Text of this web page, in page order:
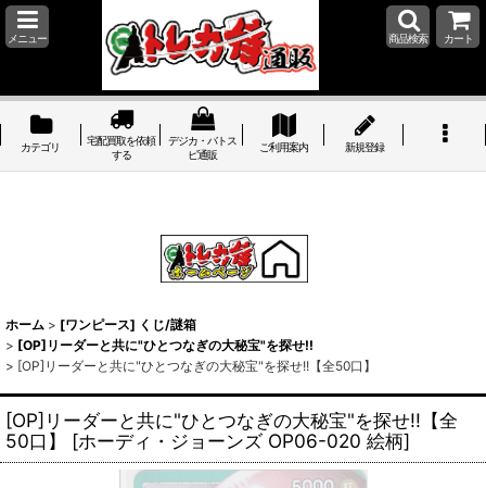
メニュー 商品検索 カート
カテゴリ
宅配買取を依頼
する
デジカ・バトス
ピ通販
ご利用案内 新規登録
ホーム > [ワンピース] くじ/謎箱
> [OP]リーダーと共に"ひとつなぎの大秘宝"を探せ!!
> [OP]リーダーと共に"ひとつなぎの大秘宝"を探せ!!【全50口】
[OP]リーダーと共に"ひとつなぎの大秘宝"を探せ!!【全
50口】
[ホーディ・ジョーンズ OP06-020 絵柄]